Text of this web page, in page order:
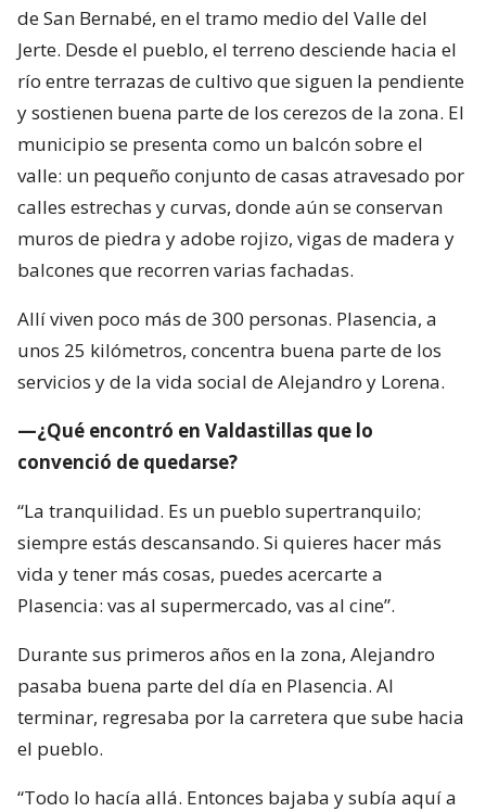
de San Bernabé, en el tramo medio del Valle del
Jerte. Desde el pueblo, el terreno desciende hacia el
río entre terrazas de cultivo que siguen la pendiente
y sostienen buena parte de los cerezos de la zona. El
municipio se presenta como un balcón sobre el
valle: un pequeño conjunto de casas atravesado por
calles estrechas y curvas, donde aún se conservan
muros de piedra y adobe rojizo, vigas de madera y
balcones que recorren varias fachadas.
Allí viven poco más de 300 personas. Plasencia, a
unos 25 kilómetros, concentra buena parte de los
servicios y de la vida social de Alejandro y Lorena.
—¿Qué encontró en Valdastillas que lo
convenció de quedarse?
“La tranquilidad. Es un pueblo supertranquilo;
siempre estás descansando. Si quieres hacer más
vida y tener más cosas, puedes acercarte a
Plasencia: vas al supermercado, vas al cine”.
Durante sus primeros años en la zona, Alejandro
pasaba buena parte del día en Plasencia. Al
terminar, regresaba por la carretera que sube hacia
el pueblo.
“Todo lo hacía allá. Entonces bajaba y subía aquí a